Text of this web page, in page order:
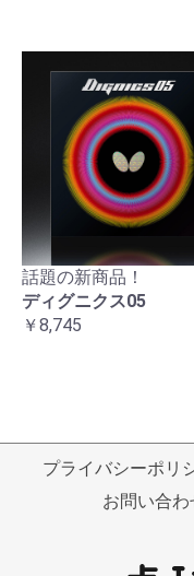
話題の新商品！
ディグニクス05
￥8,745
プライバシーポリ
お問い合わ